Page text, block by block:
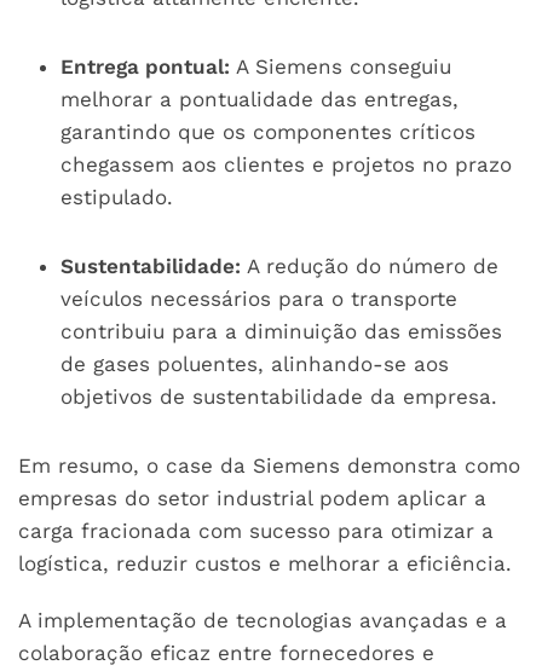
Entrega pontual: A Siemens conseguiu
melhorar a pontualidade das entregas,
garantindo que os componentes críticos
chegassem aos clientes e projetos no prazo
estipulado.
Sustentabilidade: A redução do número de
veículos necessários para o transporte
contribuiu para a diminuição das emissões
de gases poluentes, alinhando-se aos
objetivos de sustentabilidade da empresa.
Em resumo, o case da Siemens demonstra como
empresas do setor industrial podem aplicar a
carga fracionada com sucesso para otimizar a
logística, reduzir custos e melhorar a eficiência.
A implementação de tecnologias avançadas e a
colaboração eficaz entre fornecedores e